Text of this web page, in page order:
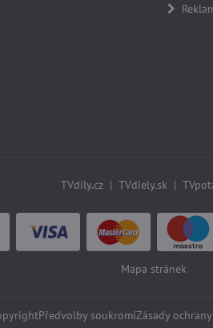
TVdíly.cz| TVdiely.sk |
Mapa stránek
Předvolby soukromíZásady